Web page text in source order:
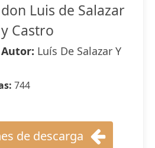
don Luis de Salazar
y Castro
Autor: Luís De Salazar Y
744
de descarga